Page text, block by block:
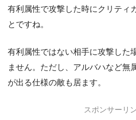
有利属性で攻撃した時にクリティ
とですね。
有利属性ではない相手に攻撃した
ません。ただし、アルバハなど無
が出る仕様の敵も居ます。
スポンサーリ